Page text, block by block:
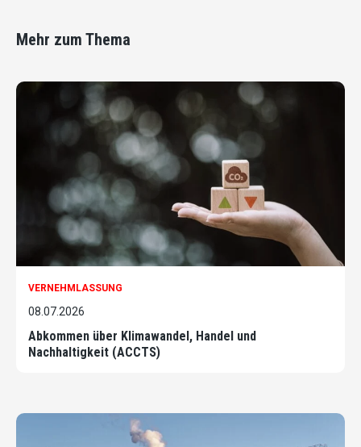
Mehr zum Thema
VERNEHMLASSUNG
08.07.2026
Abkommen über Klimawandel, Handel und
Nachhaltigkeit (ACCTS)